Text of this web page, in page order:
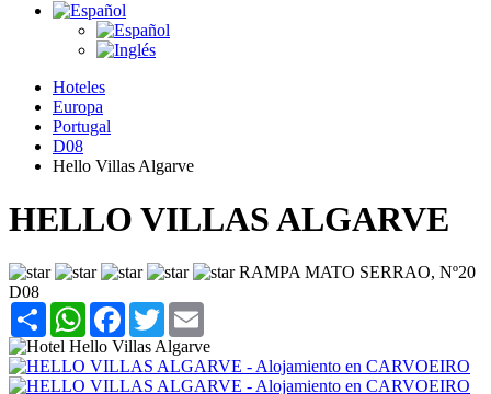
Hoteles
Europa
Portugal
D08
Hello Villas Algarve
HELLO VILLAS ALGARVE
RAMPA MATO SERRAO, Nº20
D08
Share WhatsAppFacebook
Twitter